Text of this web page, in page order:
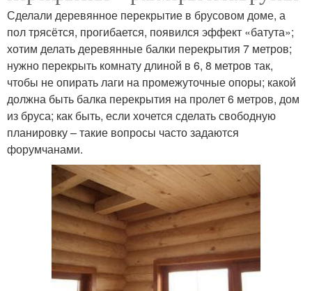
Сделали деревянное перекрытие в брусовом доме, а
пол трясётся, прогибается, появился эффект «батута»;
хотим делать деревянные балки перекрытия 7 метров;
нужно перекрыть комнату длиной в 6, 8 метров так,
чтобы не опирать лаги на промежуточные опоры; какой
должна быть балка перекрытия на пролет 6 метров, дом
из бруса; как быть, если хочется сделать свободную
планировку – такие вопросы часто задаются
форумчанами.